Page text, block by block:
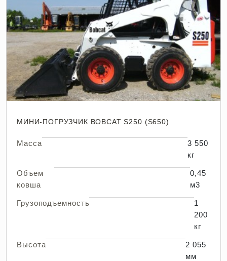
МИНИ-ПОГРУЗЧИК BOBCAT S250 (S650)
Масса
3 550
кг
Объем
ковша
0,45
м3
Грузоподъемность
1
200
кг
Высота
2 055
мм